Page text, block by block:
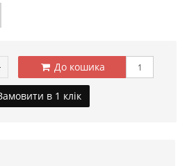
До кошика
в 1 клік